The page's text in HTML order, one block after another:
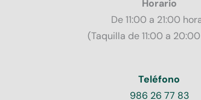
Horario
De 11:00 a 21:00
(Taquilla de 11:00 a
Teléfono
986 26 77 83